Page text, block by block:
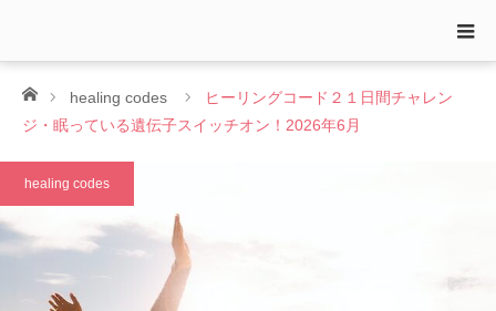
ホームhealing codes
ヒーリングコード２１日間チャレン
ジ・眠っている遺伝子スイッチオン！2026年6月
healing codes